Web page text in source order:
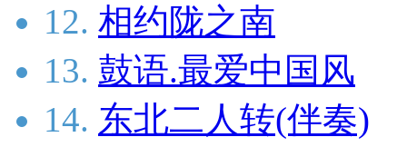
12. 相约陇之南
13. 鼓语.最爱中国风
14. 东北二人转(伴奏)